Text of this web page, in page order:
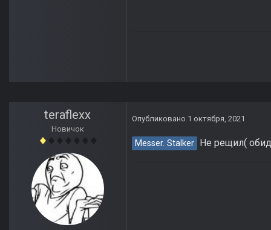
teraflexx
Новичок
Опубликовано 1 октября, 2021
Messer. Stalker Не рещил(